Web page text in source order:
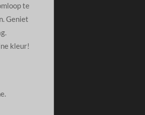
te
Geniet
kleur!